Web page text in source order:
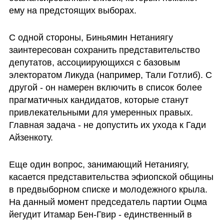
ему на предстоящих выборах.
С одной стороны, Биньямин Нетаниягу
заинтересован сохранить представительство
депутатов, ассоциирующихся с базовым
электоратом Ликуда (например, Тали Готлиб). С
другой - он намерен включить в список более
прагматичных кандидатов, которые станут
привлекательными для умеренных правых.
Главная задача - не допустить их ухода к Гади
Айзенкоту.
Еще один вопрос, занимающий Нетаниягу,
касается представительства эфиопской общины
в предвыборном списке и молодежного крыла.
На данный момент председатель партии Оцма
йегудит Итамар Бен-Гвир - единственный в